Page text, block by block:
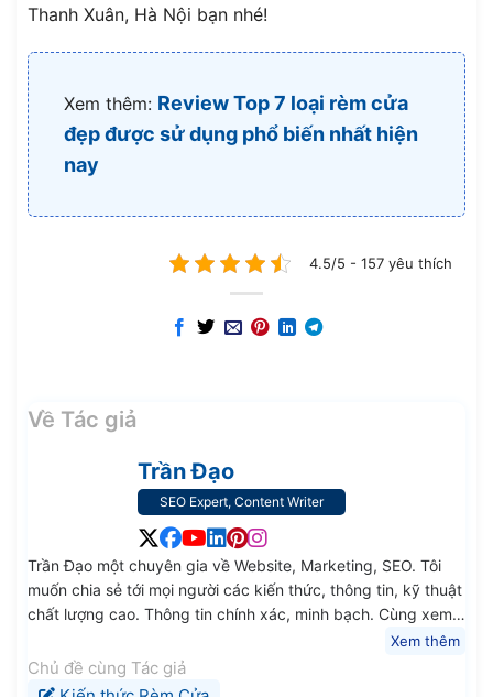
Thanh Xuân, Hà Nội bạn nhé!
Xem thêm: Review Top 7 loại rèm cửa
đẹp được sử dụng phổ biến nhất hiện
nay
4.5/5 - 157 yêu thích
Về Tác giả
Trần Đạo
SEO Expert, Content Writer
Trần Đạo một chuyên gia về Website, Marketing, SEO. Tôi
muốn chia sẻ tới mọi người các kiến thức, thông tin, kỹ thuật
chất lượng cao. Thông tin chính xác, minh bạch. Cùng xem
Xem thêm
Chủ đề cùng Tác giả